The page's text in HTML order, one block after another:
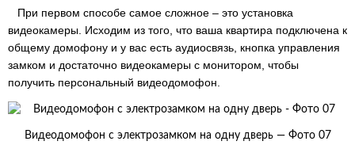
При первом способе самое сложное – это установка
видеокамеры. Исходим из того, что ваша квартира подключена к
общему домофону и у вас есть аудиосвязь, кнопка управления
замком и достаточно видеокамеры с монитором, чтобы
получить персональный видеодомофон.
Видеодомофон с электрозамком на одну дверь — Фото 07